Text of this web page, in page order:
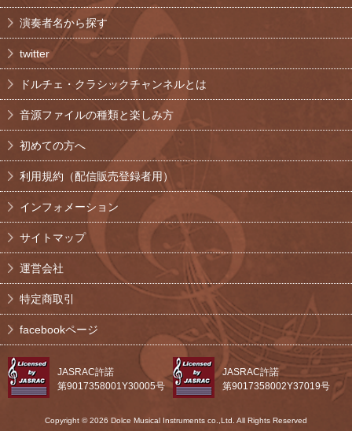
演奏者名から探す
twitter
ドルチェ・クラシックチャンネルとは
音源ファイルの種類と楽しみ方
初めての方へ
利用規約（配信販売登録者用）
インフォメーション
サイトマップ
運営会社
特定商取引
facebookページ
JASRAC許諾
第9017358001Y30005号
JASRAC許諾
第9017358002Y37019号
Copyright © 2026 Dolce Musical Instruments co.,Ltd. All Rights Reserved